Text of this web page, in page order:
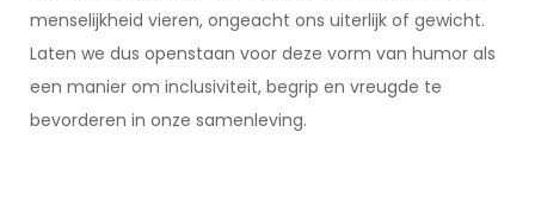
menselijkheid vieren, ongeacht ons uiterlijk of gewicht.
Laten we dus openstaan voor deze vorm van humor als
een manier om inclusiviteit, begrip en vreugde te
bevorderen in onze samenleving.